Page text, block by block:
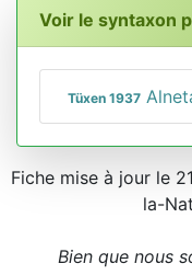
Voir le syntaxon
Tüxen 1937
Fiche mise à jour le
la-
Bien que nous